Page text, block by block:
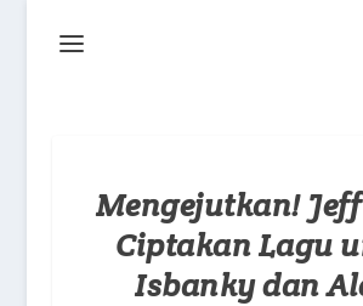
Mengejutkan!
Ciptakan Lagu
Isbanky dan